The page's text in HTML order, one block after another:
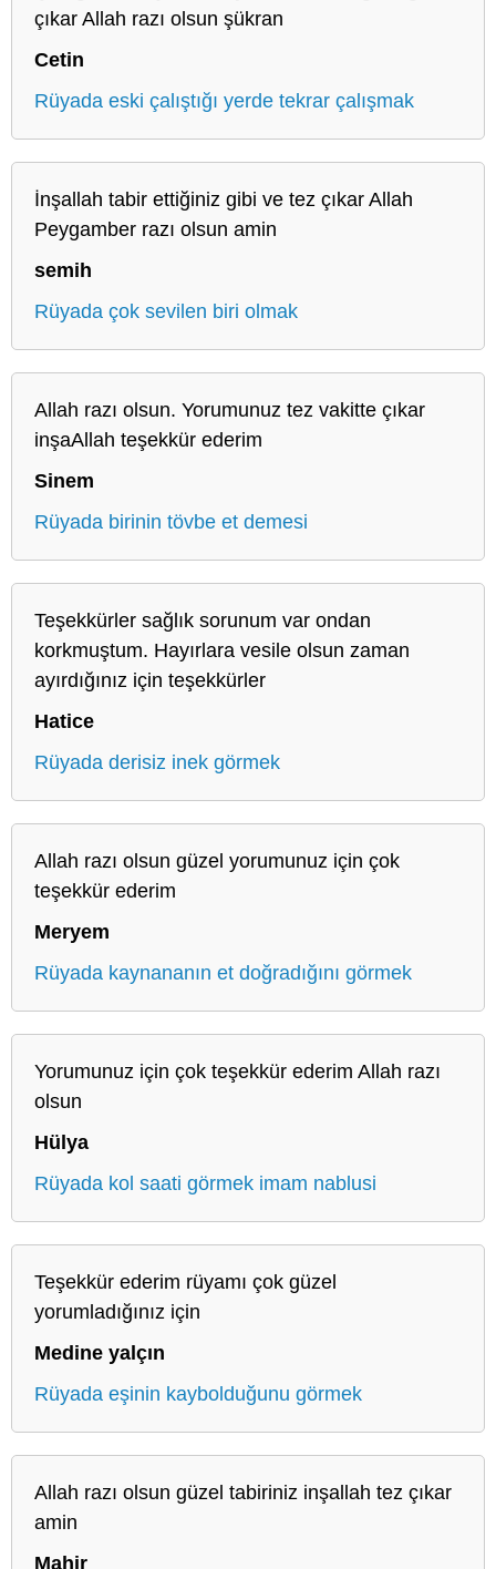
çıkar Allah razı olsun şükran
Cetin
Rüyada eski çalıştığı yerde tekrar çalışmak
İnşallah tabir ettiğiniz gibi ve tez çıkar Allah
Peygamber razı olsun amin
semih
Rüyada çok sevilen biri olmak
Allah razı olsun. Yorumunuz tez vakitte çıkar
inşaAllah teşekkür ederim
Sinem
Rüyada birinin tövbe et demesi
Teşekkürler sağlık sorunum var ondan
korkmuştum. Hayırlara vesile olsun zaman
ayırdığınız için teşekkürler
Hatice
Rüyada derisiz inek görmek
Allah razı olsun güzel yorumunuz için çok
teşekkür ederim
Meryem
Rüyada kaynananın et doğradığını görmek
Yorumunuz için çok teşekkür ederim Allah razı
olsun
Hülya
Rüyada kol saati görmek imam nablusi
Teşekkür ederim rüyamı çok güzel
yorumladığınız için
Medine yalçın
Rüyada eşinin kaybolduğunu görmek
Allah razı olsun güzel tabiriniz inşallah tez çıkar
amin
Mahir